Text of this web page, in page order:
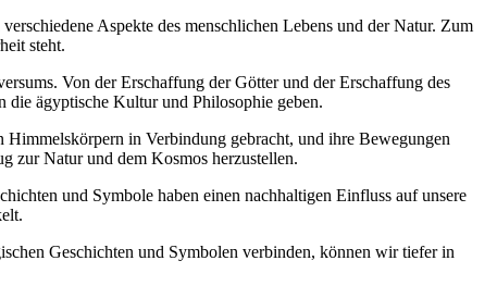
Aspekte des menschlichen Lebens und der Natur. Zum
steht.
Von der Erschaffung der Götter und der Erschaffung des
die ägyptische Kultur und Philosophie geben.
in Verbindung gebracht, und ihre Bewegungen
zur Natur und dem Kosmos herzustellen.
und Symbole haben einen nachhaltigen Einfluss auf unsere
Geschichten und Symbolen verbinden, können wir tiefer in